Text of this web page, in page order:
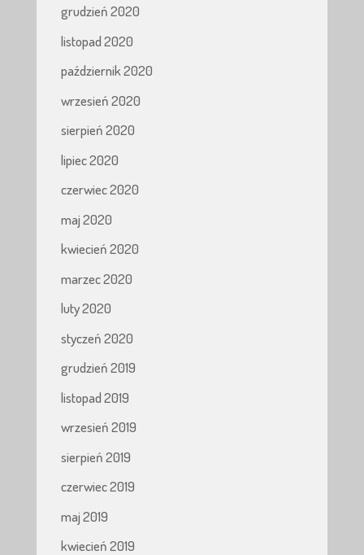
grudzień 2020
listopad 2020
październik 2020
wrzesień 2020
sierpień 2020
lipiec 2020
czerwiec 2020
maj 2020
kwiecień 2020
marzec 2020
luty 2020
styczeń 2020
grudzień 2019
listopad 2019
wrzesień 2019
sierpień 2019
czerwiec 2019
maj 2019
kwiecień 2019